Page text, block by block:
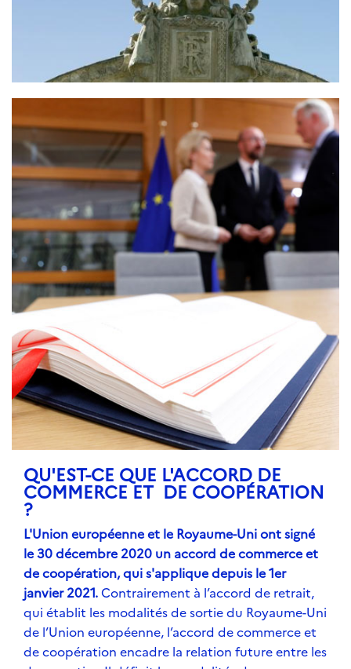
QU'EST-CE QUE L'ACCORD DE
COMMERCE ET DE COOPÉRATION
?
L'Union européenne et le Royaume-Uni ont signé
le 30 décembre 2020 un accord de commerce et
de coopération, qui s'applique depuis le 1er
janvier 2021.Contrairement à l’accord de retrait,
qui établit les modalités de sortie du Royaume-Uni
de l’Union européenne, l’accord de commerce et
de coopération encadre la relation future entre les